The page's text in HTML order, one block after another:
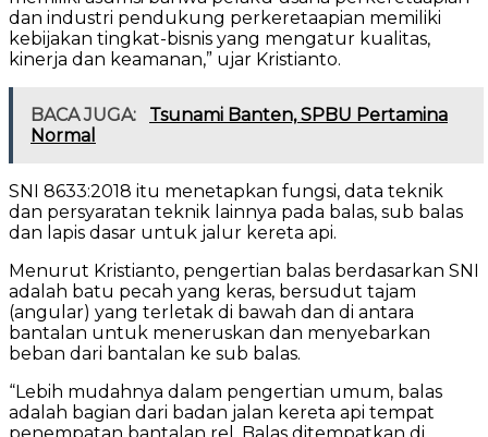
dan industri pendukung perkeretaapian memiliki
kebijakan tingkat-bisnis yang mengatur kualitas,
kinerja dan keamanan,” ujar Kristianto.
BACA JUGA:
Tsunami Banten, SPBU Pertamina
Normal
SNI 8633:2018 itu menetapkan fungsi, data teknik
dan persyaratan teknik lainnya pada balas, sub balas
dan lapis dasar untuk jalur kereta api.
Menurut Kristianto, pengertian balas berdasarkan SNI
adalah batu pecah yang keras, bersudut tajam
(angular) yang terletak di bawah dan di antara
bantalan untuk meneruskan dan menyebarkan
beban dari bantalan ke sub balas.
“Lebih mudahnya dalam pengertian umum, balas
adalah bagian dari badan jalan kereta api tempat